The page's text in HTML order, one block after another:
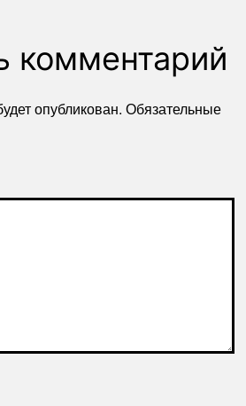
комментарий
опубликован. Обязательные